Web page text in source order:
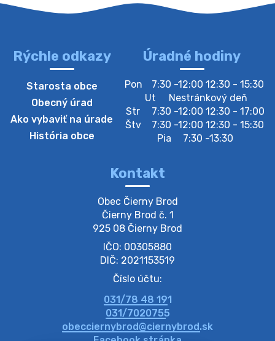
bude zberný dvor zatvorený. Értesítjük a lakosokat,
Zber separovaného odpadu plastu-
Oznamujeme obyvateľom, že v stredu 05. augusta
prebehne zber separovaného odpadu plastu. Prosíme
obyvateľov, aby vrecia s odpadom vyložili pred dom už
Oznámenie o plánovanom prerušení dodávky
Oznamujeme Vám, že v určitých dňoch bude v
niektorých častiach našej obce plánované prerušenie
distribúcie elektrickej energie. Podrobné informácie o
dátumoch, časoch a dotknutých …
4. augusta 2026 09:48
Zber BIO odpadu-BIO hulladék elszállítása
Obecný úrad v Čiernom Brode oznamuje obyvateľom,
že ďalší odvoz BIO odpadu sa uskutoční 03.08.2026
Rýchle odkazy
Starosta obce
Obecný úrad
Ako vybaviť na úrade
História obce
Úradné hodiny
Pon
7:30 -12:00 12:30 - 15:30
Ut
Nestránkový deň
Str
7:30 -12:00 12:30 - 17:00
Štv
7:30 -12:00 12:30 - 15:30
Pia
7:30 -13:30
Kontakt
Obec Čierny Brod
Čierny Brod č. 1
925 08 Čierny Brod
IČO: 00305880
DIČ: 2021153519
Číslo účtu:
031/78 48 191
031/7020755
obecciernybrod@ciernybrod.sk